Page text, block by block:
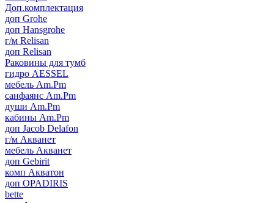
Доп.комплектация
доп Grohe
доп Hansgrohe
г/м Relisan
доп Relisan
Раковины для тумб
гидро AESSEL
мебель Am.Pm
санфаянс Am.Pm
души Am.Pm
кабины Am.Pm
доп Jacob Delafon
г/м Акванет
мебель Акванет
доп Gebirit
комп Акватон
доп OPADIRIS
bette